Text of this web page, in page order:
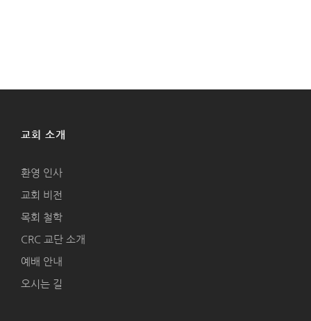
교회 소개
환영 인사
교회 비전
목회 철학
CRC 교단 소개
예배 안내
오시는 길